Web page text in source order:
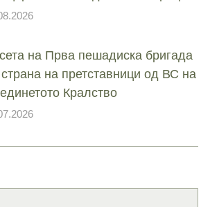
на Прва пешадиска бригада
на претставници од ВС на
Кралство